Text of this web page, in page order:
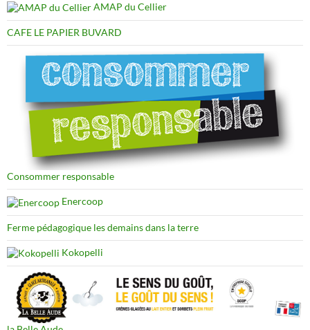
AMAP du Cellier
CAFE LE PAPIER BUVARD
Consommer responsable
Enercoop
Ferme pédagogique les demains dans la terre
Kokopelli